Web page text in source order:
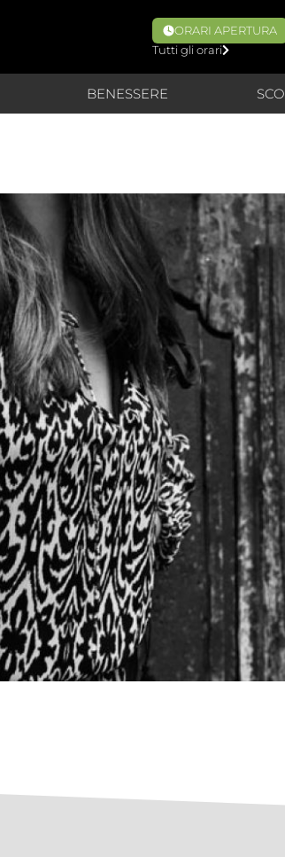
ORARI APERTURA
Tutti gli orari
BENESSERE